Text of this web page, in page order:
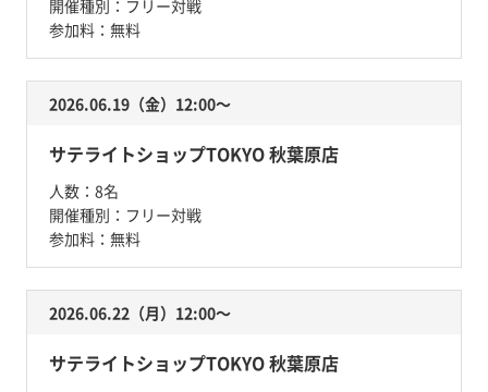
開催種別： フリー対戦
参加料： 無料
2026.06.19（金）12:00〜
サテライトショップTOKYO 秋葉原店
人数： 8名
開催種別： フリー対戦
参加料： 無料
2026.06.22（月）12:00〜
サテライトショップTOKYO 秋葉原店